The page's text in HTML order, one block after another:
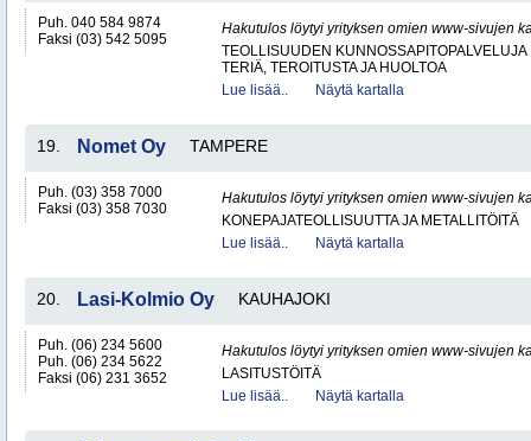
Puh. 040 584 9874
Faksi (03) 542 5095
Hakutulos löytyi yrityksen omien www-sivujen
TEOLLISUUDEN KUNNOSSAPITOPALVELUJA
TERIÄ, TEROITUSTA JA HUOLTOA
Lue lisää..
Näytä kartalla
19. Nomet Oy TAMPERE
Puh. (03) 358 7000
Faksi (03) 358 7030
Hakutulos löytyi yrityksen omien www-sivujen
KONEPAJATEOLLISUUTTA JA METALLITÖITÄ
Lue lisää..
Näytä kartalla
20. Lasi-Kolmio Oy KAUHAJOKI
Puh. (06) 234 5600
Puh. (06) 234 5622
Faksi (06) 231 3652
Hakutulos löytyi yrityksen omien www-sivujen
LASITUSTÖITÄ
Lue lisää..
Näytä kartalla